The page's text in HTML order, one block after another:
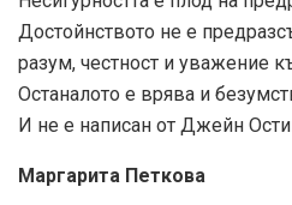
Достойнството не е
разум, честност и уважение
Останалото е врява и
И не е написан от Джейн
Маргарита Петкова